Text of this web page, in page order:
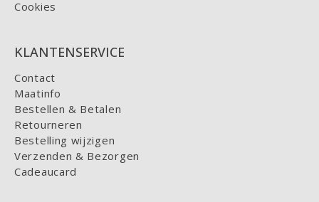
Cookies
KLANTENSERVICE
Contact
Maatinfo
Bestellen & Betalen
Retourneren
Bestelling wijzigen
Verzenden & Bezorgen
Cadeaucard